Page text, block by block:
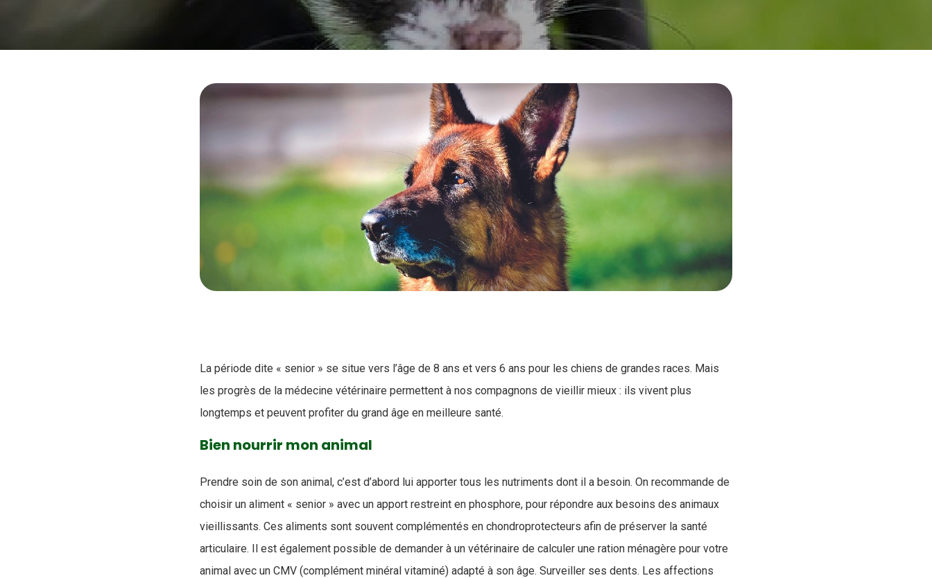
La période dite « senior » se situe vers l’âge de 8 ans et vers 6 ans pour les chiens de grandes races. Mais
les progrès de la médecine vétérinaire permettent à nos compagnons de vieillir mieux : ils vivent plus
longtemps et peuvent profiter du grand âge en meilleure santé.
Bien nourrir mon animal
Prendre soin de son animal, c’est d’abord lui apporter tous les nutriments dont il a besoin. On recommande de
choisir un aliment « senior » avec un apport restreint en phosphore, pour répondre aux besoins des animaux
vieillissants. Ces aliments sont souvent complémentés en chondroprotecteurs afin de préserver la santé
articulaire. Il est également possible de demander à un vétérinaire de calculer une ration ménagère pour votre
animal avec un CMV (complément minéral vitaminé) adapté à son âge. Surveiller ses dents. Les affections